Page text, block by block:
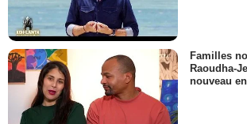
Familles
Raoudha-
nouveau